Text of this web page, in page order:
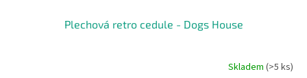
Plechová retro cedule - Dogs House
Skladem (>5 ks)